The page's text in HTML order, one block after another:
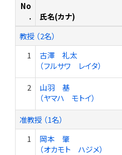
No
.
氏名(カナ)
教授 （2名）
1
古澤 礼太
（フルサワ レイタ）
2
山羽 基
（ヤマハ モトイ）
准教授 （1名）
1
岡本 肇
（オカモト ハジメ）